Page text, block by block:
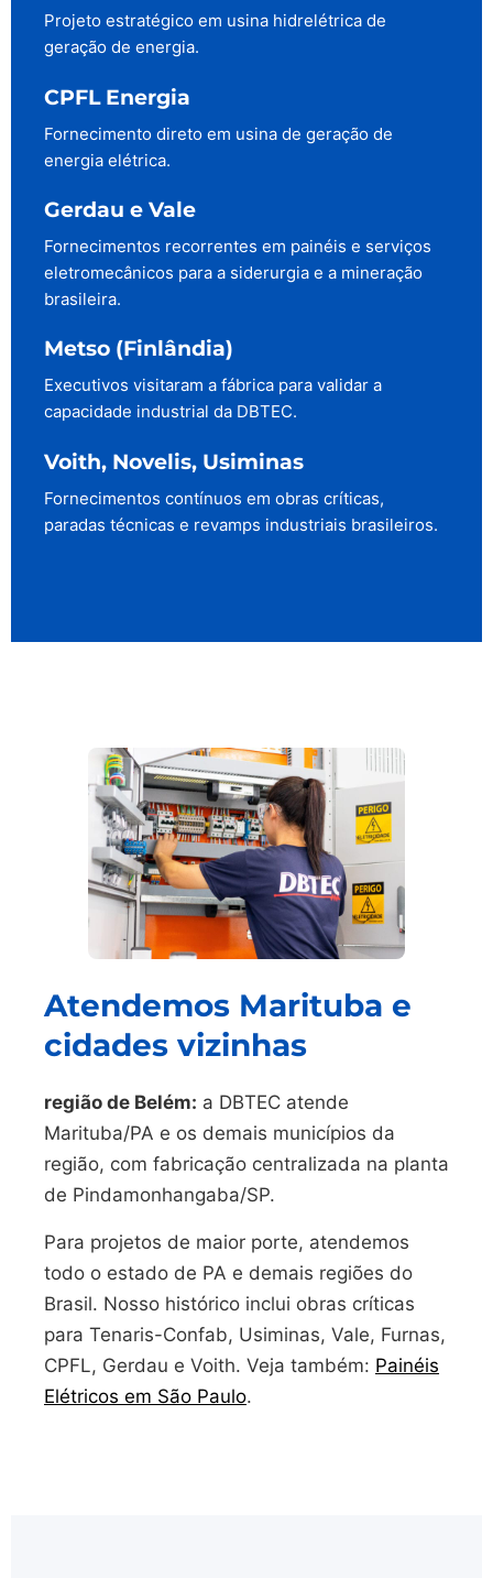
Projeto estratégico em usina hidrelétrica de
geração de energia.
CPFL Energia
Fornecimento direto em usina de geração de
energia elétrica.
Gerdau e Vale
Fornecimentos recorrentes em painéis e serviços
eletromecânicos para a siderurgia e a mineração
brasileira.
Metso (Finlândia)
Executivos visitaram a fábrica para validar a
capacidade industrial da DBTEC.
Voith, Novelis, Usiminas
Fornecimentos contínuos em obras críticas,
paradas técnicas e revamps industriais brasileiros.
Atendemos Marituba e
cidades vizinhas
região de Belém: a DBTEC atende
Marituba/PA e os demais municípios da
região, com fabricação centralizada na planta
de Pindamonhangaba/SP.
Para projetos de maior porte, atendemos
todo o estado de PA e demais regiões do
Brasil. Nosso histórico inclui obras críticas
para Tenaris-Confab, Usiminas, Vale, Furnas,
CPFL, Gerdau e Voith. Veja também: Painéis
Elétricos em São Paulo.